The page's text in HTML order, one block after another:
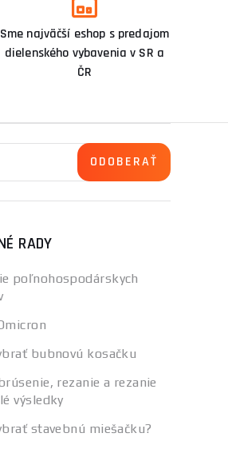
Sme najväčší eshop s predajom
dielenského vybavenia v SR a
ČR
RADY
poľnohospodárskych
bubnovú kosačku
rezanie a rezanie
výsledky
stavebnú miešačku?